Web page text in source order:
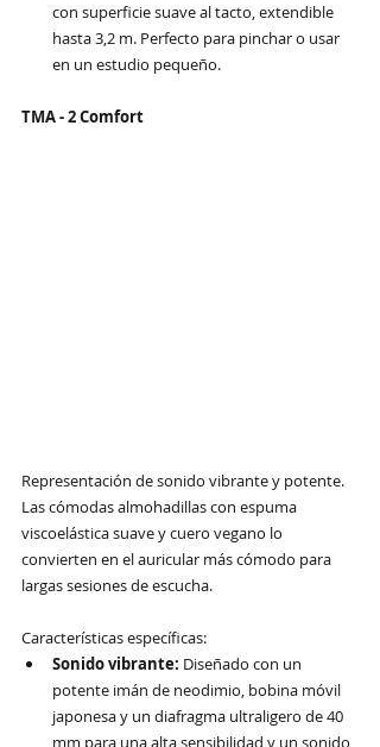
con superficie suave al tacto, extendible
hasta 3,2 m. Perfecto para pinchar o usar
en un estudio pequeño.
TMA - 2 Comfort
Representación de sonido vibrante y potente.
Las cómodas almohadillas con espuma
viscoelástica suave y cuero vegano lo
convierten en el auricular más cómodo para
largas sesiones de escucha.
Características específicas:
Sonido vibrante: Diseñado con un
potente imán de neodimio, bobina móvil
japonesa y un diafragma ultraligero de 40
mm para una alta sensibilidad y un sonido